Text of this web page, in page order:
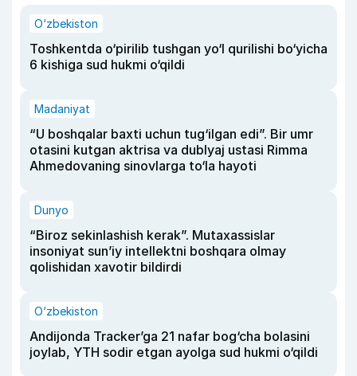
O‘zbekiston
Toshkentda o‘pirilib tushgan yo‘l qurilishi bo‘yicha
6 kishiga sud hukmi o‘qildi
Madaniyat
“U boshqalar baxti uchun tug‘ilgan edi”. Bir umr
otasini kutgan aktrisa va dublyaj ustasi Rimma
Ahmedovaning sinovlarga to‘la hayoti
Dunyo
“Biroz sekinlashish kerak”. Mutaxassislar
insoniyat sun’iy intellektni boshqara olmay
qolishidan xavotir bildirdi
O‘zbekiston
Andijonda Tracker’ga 21 nafar bog‘cha bolasini
joylab, YTH sodir etgan ayolga sud hukmi o‘qildi